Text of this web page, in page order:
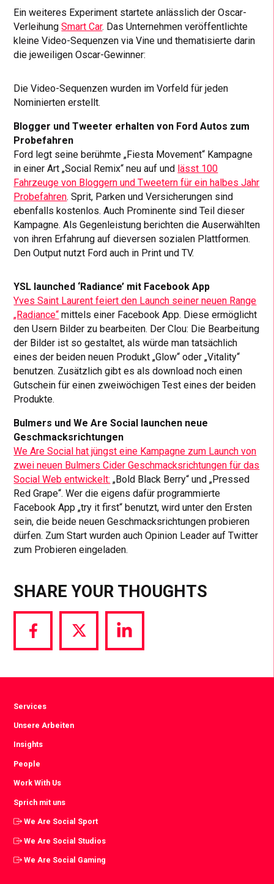
Ein weiteres Experiment startete anlässlich der Oscar-
VerleihungSmart Car. Das Unternehmen veröffentlichte
kleine Video-Sequenzen via Vine und thematisierte darin
die jeweiligen Oscar-Gewinner:
Die Video-Sequenzen wurden im Vorfeld für jeden
Nominierten erstellt.
Blogger und Tweeter erhalten von Ford Autos zum
Probefahren
Ford legt seine berühmte „Fiesta Movement“ Kampagne
in einer Art „Social Remix“ neu auf und lässt 100
Fahrzeuge von Bloggern und Tweetern für ein halbes Jahr
Probefahren. Sprit, Parken und Versicherungen sind
ebenfalls kostenlos. Auch Prominente sind Teil dieser
Kampagne. Als Gegenleistung berichten die Auserwählten
von ihren Erfahrung auf dieversen sozialen Plattformen.
Den Output nutzt Ford auch in Print und TV.
YSL launched ‘Radiance’ mit Facebook App
Yves Saint Laurent feiert den Launch seiner neuen Range
„Radiance“ mittels einer Facebook App. Diese ermöglicht
den Usern Bilder zu bearbeiten. Der Clou: Die Bearbeitung
der Bilder ist so gestaltet, als würde man tatsächlich
eines der beiden neuen Produkt „Glow“ oder „Vitality“
benutzen. Zusätzlich gibt es als download noch einen
Gutschein für einen zweiwöchigen Test eines der beiden
Produkte.
Bulmers und We Are Social launchen neue
Geschmacksrichtungen
We Are Social hat jüngst eine Kampagne zum Launch von
zwei neuen Bulmers Cider Geschmacksrichtungen für das
Social Web entwickelt: „Bold Black Berry“ und „Pressed
Red Grape“. Wer die eigens dafür programmierte
Facebook App „try it first“ benutzt, wird unter den Ersten
sein, die beide neuen Geschmacksrichtungen probieren
dürfen. Zum Start wurden auch Opinion Leader auf Twitter
zum Probieren eingeladen.
SHARE YOUR THOUGHTS
Share
via
Share
via
Share
via
Services
Unsere Arbeiten
Insights
People
Work With Us
Sprich mit uns
We Are Social Sport
We Are Social Studios
We Are Social Gaming